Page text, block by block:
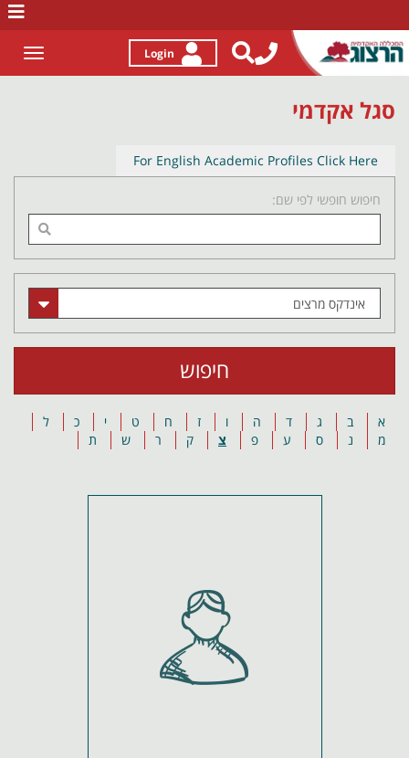
לתוכן
Login
סגל אקדמי
For English Academic Profiles Click Here
חיפוש חופשי לפי שם:
חיפוש
א ב ג ד ה ו ז ח ט י כ
ל
מ
נ ס ע פ צ ק ר ש ת